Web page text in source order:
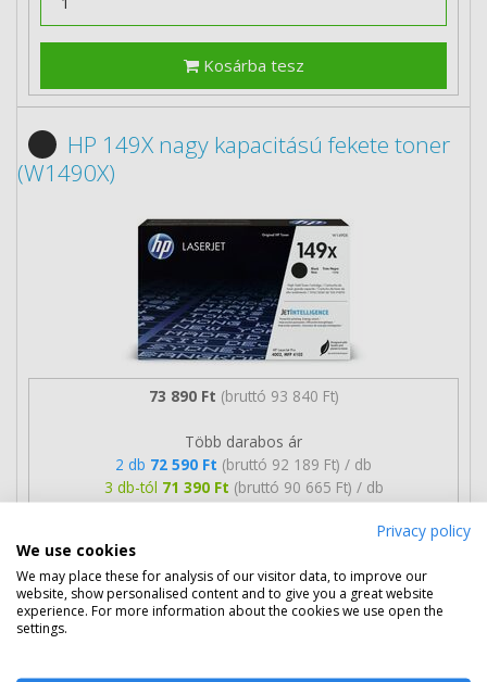
Kosárba tesz
HP 149X nagy kapacitású fekete toner
(W1490X)
73 890 Ft (bruttó 93 840 Ft)
Több darabos ár
2 db 72 590 Ft (bruttó 92 189 Ft) / db
3 db-tól 71 390 Ft (bruttó 90 665 Ft) / db
Ingyenes szállítás
Privacy policy
We use cookies
We may place these for analysis of our visitor data, to improve our
website, show personalised content and to give you a great website
experience. For more information about the cookies we use open the
settings.